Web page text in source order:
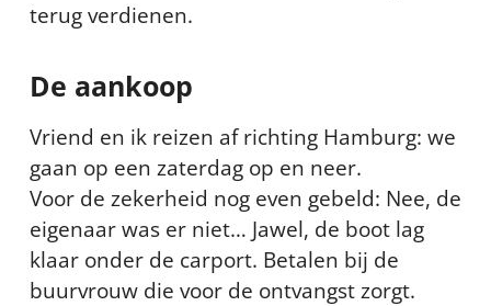
terug verdienen.
De aankoop
Vriend en ik reizen af richting Hamburg: we
gaan op een zaterdag op en neer.
Voor de zekerheid nog even gebeld: Nee, de
eigenaar was er niet… Jawel, de boot lag
klaar onder de carport. Betalen bij de
buurvrouw die voor de ontvangst zorgt.